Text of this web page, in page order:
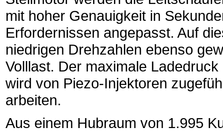
mit hoher Genauigkeit in
Erfordernissen angepasst. Auf
niedrigen Drehzahlen ebenso
Volllast. Der maximale
wird von Piezo-Injektoren
arbeiten.
Aus einem Hubraum von 1.995